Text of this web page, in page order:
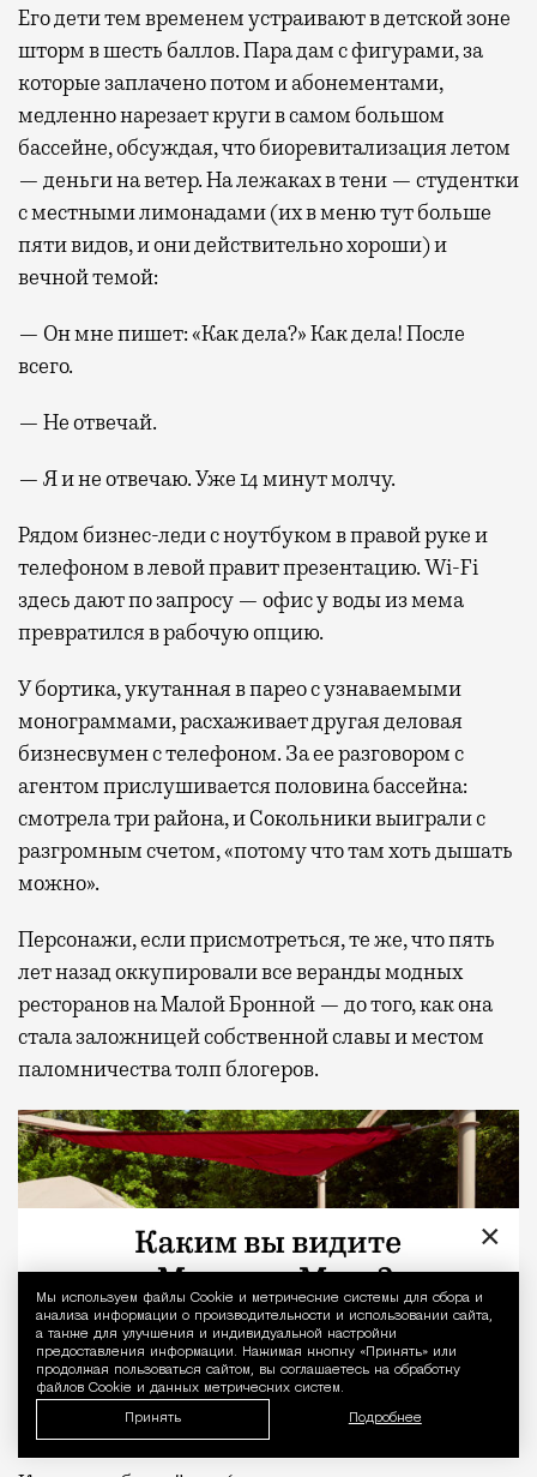
Уведомление
Мы используем файлы Сookie и метрические системы для сбора и
анализа информации о производительности и использовании сайта,
а также для улучшения и индивидуальной настройки
предоставления информации. Нажимая кнопку «Принять» или
продолжая пользоваться сайтом, вы соглашаетесь на обработку
файлов Cookie и данных метрических систем.
Принять Подробнее
Его дети тем временем устраивают в детской зоне
шторм в шесть баллов. Пара дам с фигурами, за
которые заплачено потом и абонементами,
медленно нарезает круги в самом большом
бассейне, обсуждая, что биоревитализация летом
— деньги на ветер. На лежаках в тени — студентки
с местными лимонадами (их в меню тут больше
пяти видов, и они действительно хороши) и
вечной темой:
— Он мне пишет: «Как дела?» Как дела! После
всего.
— Не отвечай.
— Я и не отвечаю. Уже 14 минут молчу.
Рядом бизнес-леди с ноутбуком в правой руке и
телефоном в левой правит презентацию. Wi-Fi
здесь дают по запросу — офис у воды из мема
превратился в рабочую опцию.
У бортика, укутанная в парео с узнаваемыми
монограммами, расхаживает другая деловая
бизнесвумен с телефоном. За ее разговором с
агентом прислушивается половина бассейна:
смотрела три района, и Сокольники выиграли с
разгромным счетом, «потому что там хоть дышать
можно».
Персонажи, если присмотреться, те же, что пять
лет назад оккупировали все веранды модных
ресторанов на Малой Бронной — до того, как она
стала заложницей собственной славы и местом
паломничества толп блогеров.
×